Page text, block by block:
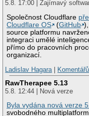
5.8. 17:00 | Zajímavý
Společnost Cloudflare
Cloudflare OS
(GitHub
source platformu
integraci umělé
přímo do pracovních
organizací.
Ladislav Hagara|
RawTherapee 5.13
5.8. 12:44 | Nová verze
Byla vydána nová verze
svobodného